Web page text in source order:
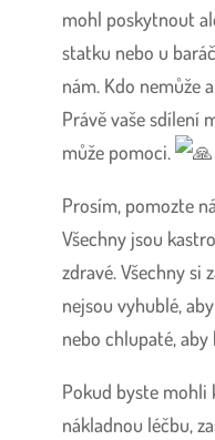
mohl poskytnout
statku nebo u
nám. Kdo nemůže
Právě vaše sdílení
může pomoci.
Prosím, pomozte
Všechny jsou
zdravé. Všechny si
nejsou vyhublé,
nebo chlupaté,
Pokud byste mohli
nákladnou léčbu,